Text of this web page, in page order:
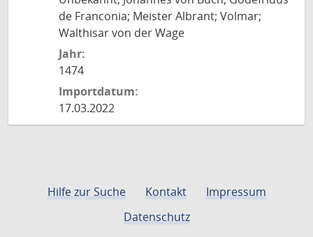
de Franconia; Meister Albrant; Volmar;
Walthisar von der Wage
Jahr:
1474
Importdatum:
17.03.2022
Hilfe zur Suche Kontakt
Impressum
Datenschutz